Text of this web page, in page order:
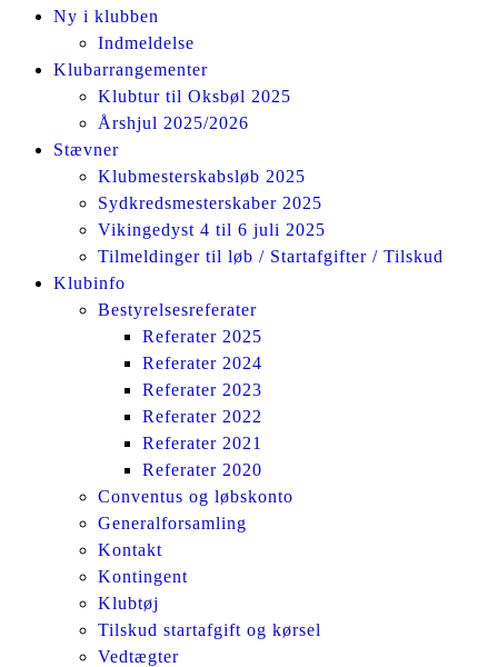
Ny i klubben
Indmeldelse
Klubarrangementer
Klubtur til Oksbøl 2025
Årshjul 2025/2026
Stævner
Klubmesterskabsløb 2025
Sydkredsmesterskaber 2025
Vikingedyst 4 til 6 juli 2025
Tilmeldinger til løb / Startafgifter / Tilskud
Klubinfo
Bestyrelsesreferater
Referater 2025
Referater 2024
Referater 2023
Referater 2022
Referater 2021
Referater 2020
Conventus og løbskonto
Generalforsamling
Kontakt
Kontingent
Klubtøj
Tilskud startafgift og kørsel
Vedtægter